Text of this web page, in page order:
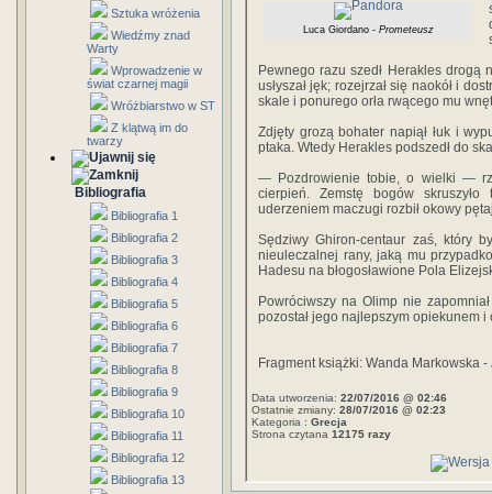
Sztuka wróżenia
Wiedźmy znad
Warty
Wprowadzenie w
świat czarnej magii
Wróżbiarstwo w ST
Z klątwą im do
twarzy
Bibliografia
Bibliografia 1
Bibliografia 2
Bibliografia 3
Bibliografia 4
Bibliografia 5
Bibliografia 6
Bibliografia 7
Bibliografia 8
Bibliografia 9
Bibliografia 10
Bibliografia 11
Bibliografia 12
Bibliografia 13
Luca Giordano - Prometeusz
Pewnego razu szedł Herakles
usłyszał jęk; rozejrzał się naokół i
skale i ponurego orła rwącego mu
Zdjęty grozą bohater napiął łuk i
ptaka. Wtedy Herakles podszedł do
— Pozdrowienie tobie, o wielki —
cierpień. Zemstę bogów
uderzeniem maczugi rozbił okowy
Sędziwy Ghiron-centaur zaś, który
nieuleczalnej rany, jaką mu
Hadesu na błogosławione Pola
Powróciwszy na Olimp nie
pozostał jego najlepszym opiekunem i
Fragment książki: Wanda Markowska -
Data utworzenia: 22/07/2016 @ 02:46
Ostatnie zmiany: 28/07/2016 @ 02:23
Kategoria : Grecja
Strona czytana 12175 razy